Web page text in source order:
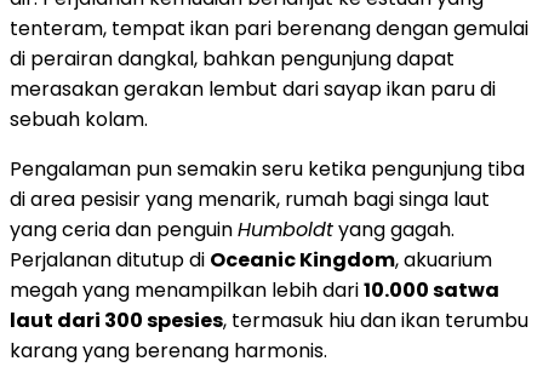
tenteram, tempat ikan pari berenang dengan gemulai
di perairan dangkal, bahkan pengunjung dapat
merasakan gerakan lembut dari sayap ikan paru di
sebuah kolam.
Pengalaman pun semakin seru ketika pengunjung tiba
di area pesisir yang menarik, rumah bagi singa laut
yang ceria dan penguinHumboldtyang gagah.
Perjalanan ditutup di Oceanic Kingdom, akuarium
megah yang menampilkan lebih dari10.000 satwa
laut dari 300 spesies, termasuk hiu dan ikan terumbu
karang yang berenang harmonis.